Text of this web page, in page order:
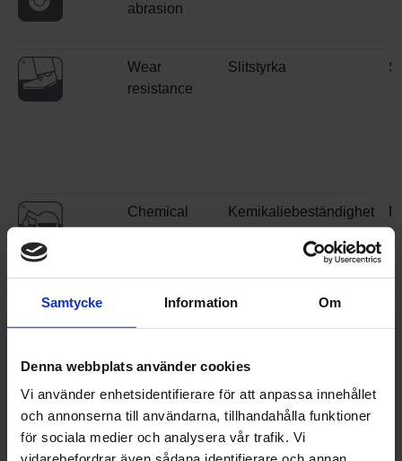
Samtycke Information Om
Denna webbplats använder cookies
Vi använder enhetsidentifierare för att anpassa innehållet
och annonserna till användarna, tillhandahålla funktioner
för sociala medier och analysera vår trafik. Vi
abrasion
Wear
resistance
Slitstyrka
Chemical
Kemikaliebeständighet
behaviours